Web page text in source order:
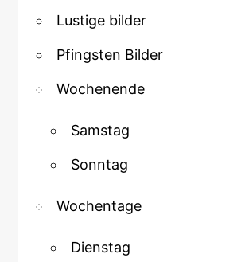
Lustige bilder
Pfingsten Bilder
Wochenende
Samstag
Sonntag
Wochentage
Dienstag